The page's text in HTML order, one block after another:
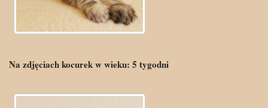
Na zdjęciach kocurek w wieku: 5 tygodni